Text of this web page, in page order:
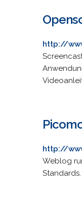
http://
http://
Weblog
Standards.